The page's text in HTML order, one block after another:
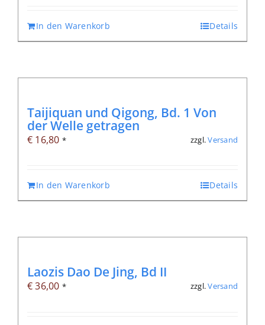
In den Warenkorb Details
Taijiquan und Qigong, Bd. 1 Von
der Welle getragen
€ 16,80 * zzgl.Versand
In den Warenkorb Details
Laozis Dao De Jing, Bd II
€36,00 * zzgl.Versand